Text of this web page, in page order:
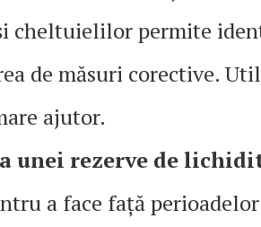
cheltuielilor permite
de măsuri corective.
ajutor.
unei rezerve de
a face față